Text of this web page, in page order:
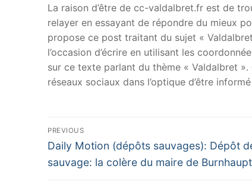
La raison d’être de cc-valdalbret.fr est de
relayer en essayant de répondre du mieux
propose ce post traitant du sujet «
l’occasion d’écrire en utilisant les
sur ce texte parlant du thème « Valdalbret
réseaux sociaux dans l’optique d’être
Navigation
de
l’article
PREVIOUS
Previous
post:
Daily Motion (dépôts sauvages): Dépôt
sauvage: la colère du maire de